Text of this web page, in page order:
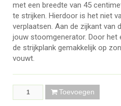
met een breedte van 45
te strijken. Hierdoor is het niet
verplaatsen. Aan de zijkant van
jouw stoomgenerator. Door het
de strijkplank gemakkelijk op
vouwt.
Toevoegen